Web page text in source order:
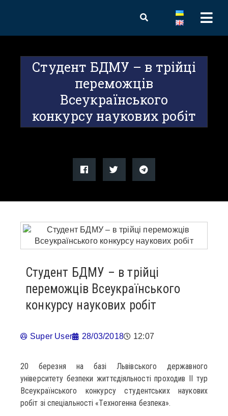
Студент БДМУ – в трійці
переможців
Всеукраїнського
конкурсу наукових робіт
Студент БДМУ – в трійці
переможців Всеукраїнського
конкурсу наукових робіт
Super User 28/03/2018 12:07
20 березня на базі Львівського державного
університету безпеки життєдіяльності проходив ІІ тур
Всеукраїнського конкурсу студентських наукових
робіт зі спеціальності «Техногенна безпека».